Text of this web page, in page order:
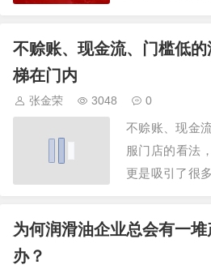
这3个维度9个
品出发，有功
品功能卖点，
到名字就能联…
不赊账、现金流、门槛低
梯在门内
张金荣 3048 0
不赊账、现金
服门店的看法
更是吸引了很
就能淘到真金
养、维修，似
为何润滑油企业总会有一
办？